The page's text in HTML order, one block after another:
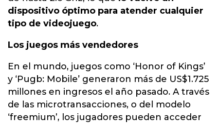
dispositivo óptimo para atender cualquier
tipo de videojuego.
Los juegos más vendedores
En el mundo, juegos como ‘Honor of Kings’
y ‘Pugb: Mobile’ generaron más de US$1.725
millones en ingresos el año pasado. A través
de las microtransacciones, o del modelo
‘freemium’, los jugadores pueden acceder